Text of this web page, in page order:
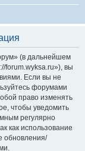
(в дальнейшем
forum.wyksa.ru»), вы
Если вы не
форумами
право изменять
чтобы уведомить
регулярно
как использование
обновления/